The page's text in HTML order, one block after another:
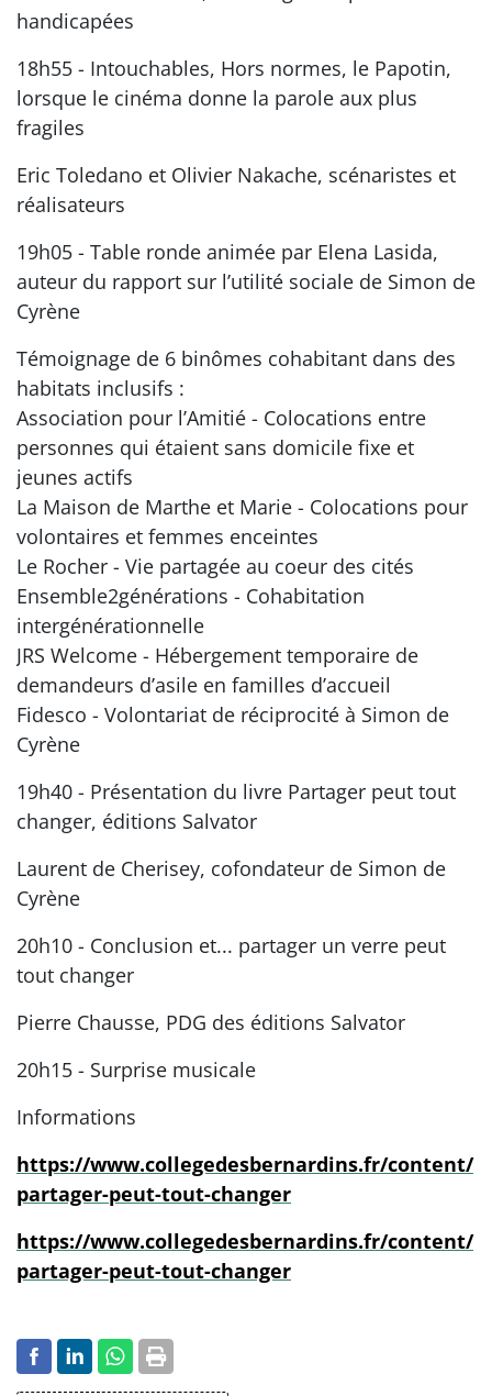
handicapées
18h55 - Intouchables, Hors normes, le Papotin,
lorsque le cinéma donne la parole aux plus
fragiles
Eric Toledano et Olivier Nakache, scénaristes et
réalisateurs
19h05 - Table ronde animée par Elena Lasida,
auteur du rapport sur l’utilité sociale de Simon de
Cyrène
Témoignage de 6 binômes cohabitant dans des
habitats inclusifs :
Association pour l’Amitié - Colocations entre
personnes qui étaient sans domicile fixe et
jeunes actifs
La Maison de Marthe et Marie - Colocations pour
volontaires et femmes enceintes
Le Rocher - Vie partagée au coeur des cités
Ensemble2générations - Cohabitation
intergénérationnelle
JRS Welcome - Hébergement temporaire de
demandeurs d’asile en familles d’accueil
Fidesco - Volontariat de réciprocité à Simon de
Cyrène
19h40 - Présentation du livre Partager peut tout
changer, éditions Salvator
Laurent de Cherisey, cofondateur de Simon de
Cyrène
20h10 - Conclusion et... partager un verre peut
tout changer
Pierre Chausse, PDG des éditions Salvator
20h15 - Surprise musicale
Informations
https://www.collegedesbernardins.fr/content/
partager-peut-tout-changer
https://www.collegedesbernardins.fr/content/
partager-peut-tout-changer